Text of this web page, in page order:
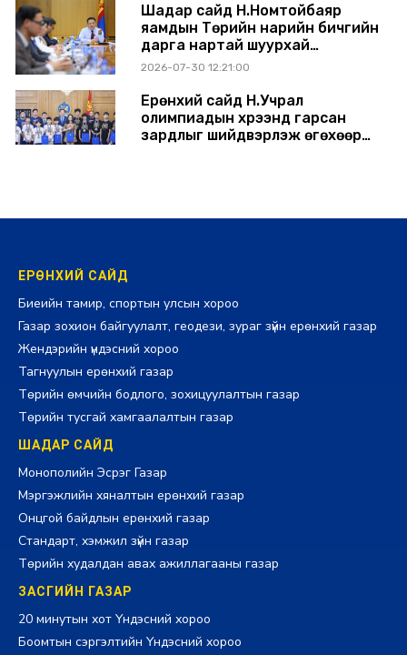
Шадар сайд Н.Номтойбаяр
яамдын Төрийн нарийн бичгийн
дарга нартай шуурхай
хуралдлаа
2026-07-30 12:21:00
Ерөнхий сайд Н.Учрал
олимпиадын хүрээнд гарсан
зардлыг шийдвэрлэж өгөхөөр
ЕРӨНХИЙ САЙД
Биеийн тамир, спортын улсын хороо
Газар зохион байгуулалт, геодези, зураг зүйн ерөнхий газар
Жендэрийн үндэсний хороо
Тагнуулын ерөнхий газар
Төрийн өмчийн бодлого, зохицуулалтын газар
Төрийн тусгай хамгаалалтын газар
ШАДАР САЙД
Монополийн Эсрэг Газар
Мэргэжлийн хяналтын ерөнхий газар
Онцгой байдлын ерөнхий газар
Стандарт, хэмжил зүйн газар
Төрийн худалдан авах ажиллагааны газар
ЗАСГИЙН ГАЗАР
20 минутын хот Үндэсний хороо
Боомтын сэргэлтийн Үндэсний хороо